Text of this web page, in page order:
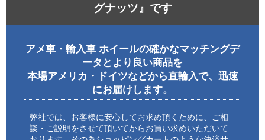
グナッツ』です
アメ車・輸入車 ホイールの確かなマッチングデ
ータとより良い商品を
本場アメリカ・ドイツなどから直輸入で、迅速
にお届けします。
弊社では、お客様に安心してお求め頂くために、ご相
談・ご説明をさせて頂いてからお買い求めいただいて